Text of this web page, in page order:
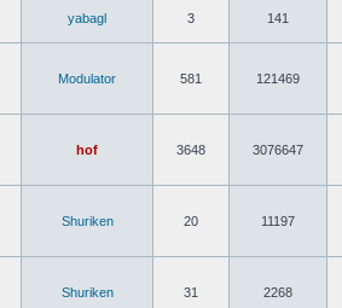
yabagl 3 141
Modulator 581 121469
hof 3648 3076647
Shuriken 20 11197
Shuriken 31 2268